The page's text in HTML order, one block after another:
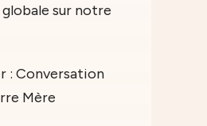
sur notre
: Conversation
Mère